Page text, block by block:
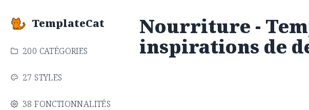
TemplateCat
200 CATÉGORIES
27 STYLES
38 FONCTIONNALITÉS
Nourriture -
inspirations de